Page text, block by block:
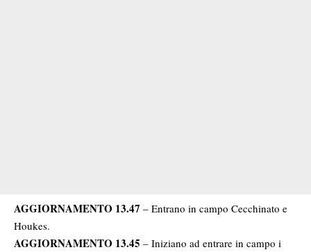
AGGIORNAMENTO 13.47 – Entrano in campo Cecchinato e
Houkes.
AGGIORNAMENTO 13.45 – Iniziano ad entrare in campo i